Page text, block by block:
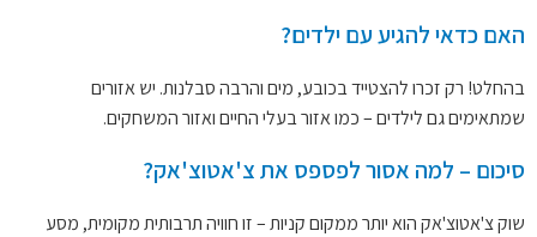
האם כדאי להגיע עם ילדים?
בהחלט! רק זכרו להצטייד בכובע, מים והרבה סבלנות. יש אזורים
שמתאימים גם לילדים – כמו אזור בעלי החיים ואזור המשחקים.
סיכום – למה אסור לפספס את צ'אטוצ'אק?
שוק צ'אטוצ'אק הוא יותר ממקום קניות – זו חוויה תרבותית מקומית, מסע